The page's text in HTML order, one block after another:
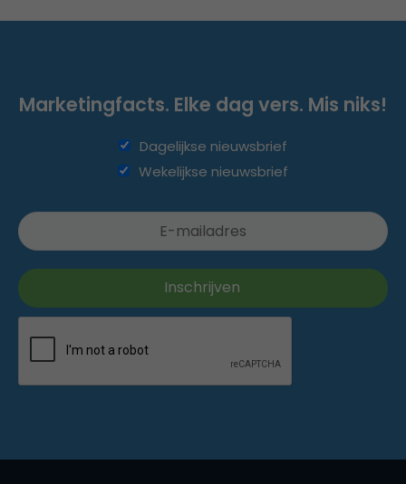
Marketingfacts. Elke dag vers. Mis niks!
Dagelijkse nieuwsbrief
Wekelijkse nieuwsbrief